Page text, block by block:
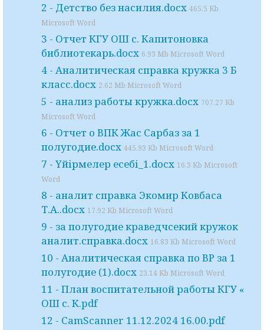
2 - Детство без насилия.docx 465.5 Kb
Microsoft Word
3 - Отчет КГУ ОШ с. Капитоновка
библиотекарь.docx 6.93 Mb Microsoft Word
4 - Аналитическая справка кружка 3 Б
класс.docx 2.62 Mb Microsoft Word
5 - анализ работы кружка.docx 707.27 Kb
Microsoft Word
6 - Отчет о ВПК Жас Сарбаз за 1
полугодие.docx 445.93 Kb Microsoft Word
7 - Үйірмелер есебі_1.docx 16.3 Kb Microsoft
Word
8 - аналит справка Экомир Ковбаса
Т.А..docx 17.92 Kb Microsoft Word
9 - за полугодие краведчсекий кружок
аналит.справка.docx 16.83 Kb Microsoft Word
10 - Аналитическая справка по ВР за 1
полугодие (1).docx 23.14 Kb Microsoft Word
11 - План воспитательной работы КГУ «
ОШ с. К.pdf
12 - CamScanner 11.12.2024 16.00.pdf